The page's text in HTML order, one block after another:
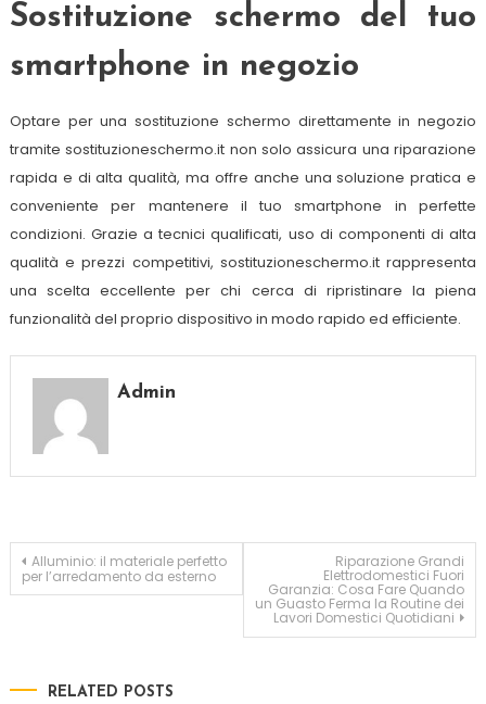
Sostituzione schermo del tuo
smartphone in negozio
Optare per una sostituzione schermo direttamente in negozio
tramite sostituzioneschermo.it non solo assicura una riparazione
rapida e di alta qualità, ma offre anche una soluzione pratica e
conveniente per mantenere il tuo smartphone in perfette
condizioni. Grazie a tecnici qualificati, uso di componenti di alta
qualità e prezzi competitivi, sostituzioneschermo.it rappresenta
una scelta eccellente per chi cerca di ripristinare la piena
funzionalità del proprio dispositivo in modo rapido ed efficiente.
Admin
Navigazione articoli
Alluminio: il materiale perfetto
per l’arredamento da esterno
Riparazione Grandi
Elettrodomestici Fuori
Garanzia: Cosa Fare Quando
un Guasto Ferma la Routine dei
Lavori Domestici Quotidiani
RELATED POSTS